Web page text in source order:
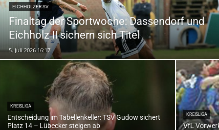
EICHHOLZER SV
Finaltag der Sportwoche: Dassendorf und
Eichholz II sichern sich Titel
5. Juli 2026 16:17
KREISLIGA
Entscheidung im Tabellenkeller: TSV Gudow sichert
Platz 14 – Lübecker steigen ab
KREISLIGA
VfL